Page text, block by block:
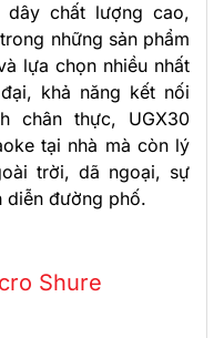
dây chất lượng cao,
những sản phẩm
lựa chọn nhiều nhất
khả năng kết nối
chân thực, UGX30
tại nhà mà còn lý
trời, dã ngoại, sự
diễn đường phố.
Shure